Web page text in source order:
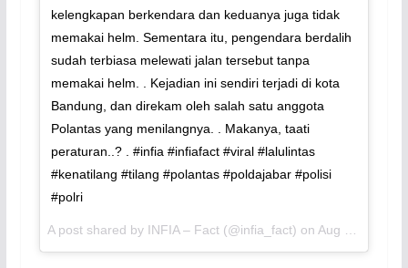
kelengkapan berkendara dan keduanya juga tidak
memakai helm. Sementara itu, pengendara berdalih
sudah terbiasa melewati jalan tersebut tanpa
memakai helm. . Kejadian ini sendiri terjadi di kota
Bandung, dan direkam oleh salah satu anggota
Polantas yang menilangnya. . Makanya, taati
peraturan..? . #infia #infiafact #viral #lalulintas
#kenatilang #tilang #polantas #poldajabar #polisi
#polri
A post shared by INFIA – Fact (@infia_fact) on Aug 9, 2017 at 4:06am PDT